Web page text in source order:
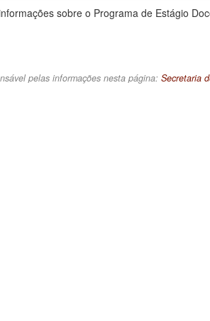
sobre o Programa de Estágio
pelas informações nesta página: Secretaria